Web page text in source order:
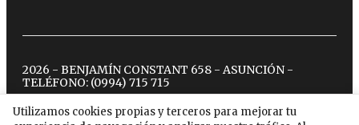
Utilizamos cookies propias y terceros para mejorar tu
2026 - BENJAMÍN CONSTANT 658 - ASUNCIÓN -
TELÉFONO: (0994) 715 715